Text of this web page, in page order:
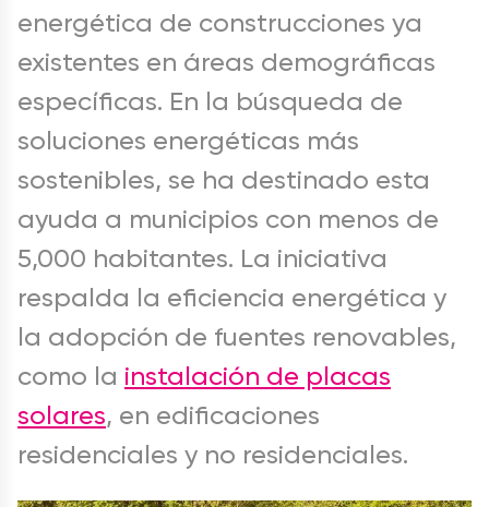
energética de construcciones ya
existentes en áreas demográficas
específicas. En la búsqueda de
soluciones energéticas más
sostenibles, se ha destinado esta
ayuda a municipios con menos de
5,000 habitantes. La iniciativa
respalda la eficiencia energética y
la adopción de fuentes renovables,
como la instalación de placas
solares, en edificaciones
residenciales y no residenciales.